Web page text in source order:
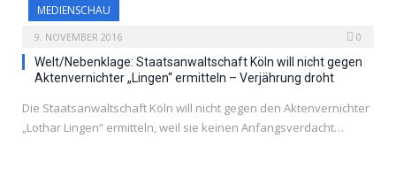
MEDIENSCHAU
9. NOVEMBER 2016 0
Welt/Nebenklage: Staatsanwaltschaft Köln will nicht gegen
Aktenvernichter „Lingen“ ermitteln – Verjährung droht
Die Staatsanwaltschaft Köln will nicht gegen den Aktenvernichter
„Lothar Lingen“ ermitteln, weil sie keinen Anfangsverdacht…